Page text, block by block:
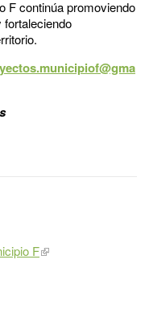
F continúa promoviendo
F